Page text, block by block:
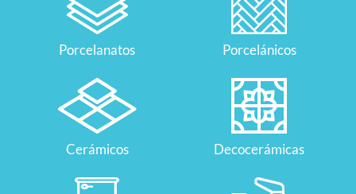
Porcelanatos Porcelánicos
Cerámicos Decocerámicas